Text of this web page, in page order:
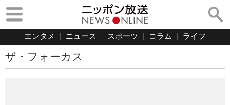
エンタメ ニュース スポーツ コラム ライフ
ザ・フォーカス